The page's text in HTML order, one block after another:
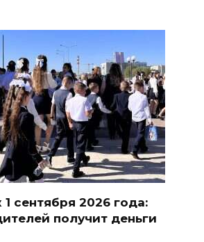
сентября 2026 года:
получит деньги